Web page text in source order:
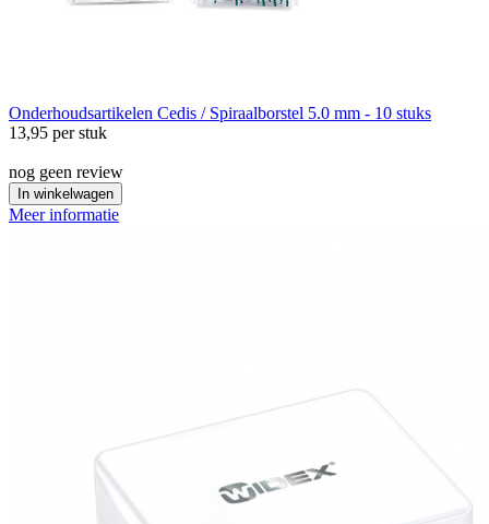
Onderhoudsartikelen Cedis / Spiraalborstel 5.0 mm - 10 stuks
13,95 per stuk
nog geen review
In winkelwagen
Meer informatie